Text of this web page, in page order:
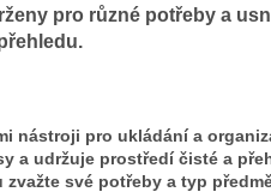
pro různé potřeby a
nástroji pro ukládání a
a udržuje prostředí čisté a
své potřeby a typ